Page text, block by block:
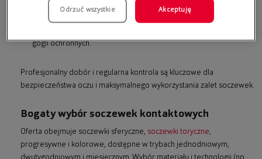
dyskrecja – nie zmieniają rysów twarzy,
wygoda podczas sportu i aktywności na świeżym powietrzu,
gogli ochronnych.
Profesjonalny dobór i regularna kontrola są kluczowe dla
bezpieczeństwa oczu i maksymalnego wykorzystania zalet soczewek.
Bogaty wybór soczewek kontaktowych
Oferta obejmuje soczewki sferyczne, soczewki toryczne,
progresywne i kolorowe, dostępne w trybach jednodniowym,
dwutygodniowym i miesięcznym. Wybór materiału i technologii (np.
Odrzuć wszystkie Akceptuję